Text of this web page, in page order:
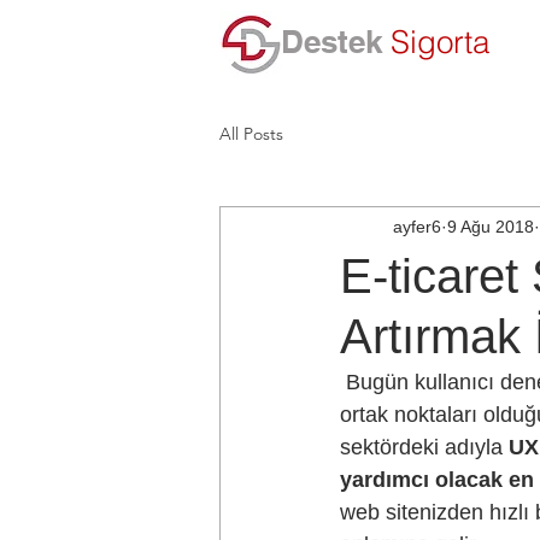
Destek Sigorta
All Posts
E-ticaret
Artırmak
ayfer6 9 Ağu 2018
ortak noktaları
sektördeki adıyla UX
yardımcı olacak
web sitenizden hızlı